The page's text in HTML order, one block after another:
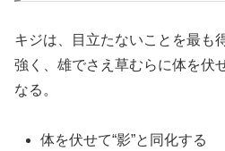
キジは、目立たないことを最も
強く、雄でさえ草むらに体を伏
なる。
体を伏せて“影”と同化する